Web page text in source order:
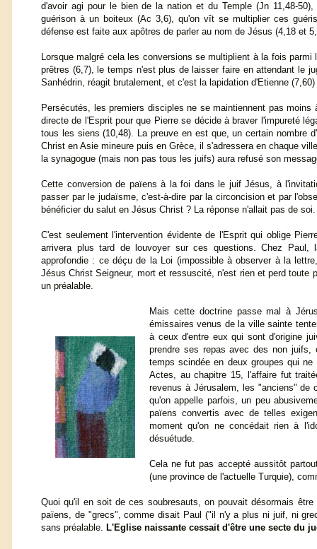
d'avoir agi pour le bien de la nation et du Temple (Jn 11,48-
guérison à un boiteux (Ac 3,6), qu'on vît se multiplier ces
défense est faite aux apôtres de parler au nom de Jésus (4,18 et
Lorsque malgré cela les conversions se multiplient à la fois
prêtres (6,7), le temps n'est plus de laisser faire en attendant le
Sanhédrin, réagit brutalement, et c'est la lapidation d'Etienne
Persécutés, les premiers disciples ne se maintiennent pas
directe de l'Esprit pour que Pierre se décide à braver l'impureté
tous les siens (10,48). La preuve en est que, un certain nombre
Christ en Asie mineure puis en Grèce, il s'adressera en chaque
la synagogue (mais non pas tous les juifs) aura refusé son
Cette conversion de païens à la foi dans le juif Jésus, à
passer par le judaïsme, c'est-à-dire par la circoncision et par
bénéficier du salut en Jésus Christ ? La réponse n'allait pas de soi.
C'est seulement l'intervention évidente de l'Esprit qui oblige
arrivera plus tard de louvoyer sur ces questions. Chez Paul,
approfondie : ce déçu de la Loi (impossible à observer à la
Jésus Christ Seigneur, mort et ressuscité, n'est rien et perd
un préalable.
Mais cette doctrine passe mal à
émissaires venus de la ville sainte
à ceux d'entre eux qui sont d'origine
prendre ses repas avec des non juifs,
temps scindée en deux groupes qui
Actes, au chapitre 15, l'affaire fut
revenus à Jérusalem, les "anciens" de
qu'on appelle parfois, un peu
païens convertis avec de telles
moment qu'on ne concédait rien à
désuétude.
Cela ne fut pas accepté aussitôt
(une province de l'actuelle Turquie),
Quoi qu'il en soit de ces soubresauts, on pouvait désormais
païens, de "grecs", comme disait Paul ("il n'y a plus ni juif, ni
sans préalable. L'Eglise naissante cessait d'être une secte du